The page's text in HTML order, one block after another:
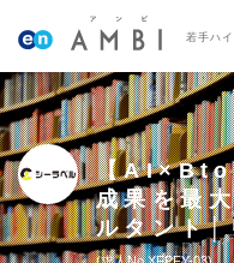
若手ハ
【
成果を最
ルタント│